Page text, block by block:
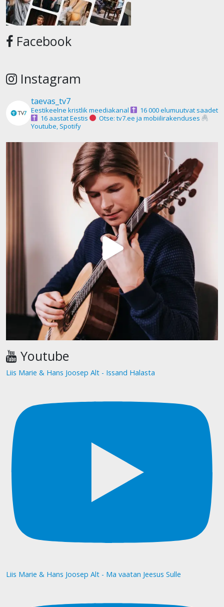
Facebook
Instagram
taevas_tv7
Eestikeelne kristlik meediakanal
16 000 elumuutvat saadet
16 aastat Eestis
Otse: tv7.ee ja mobiilirakenduses
Youtube, Spotify
Youtube
Liis Marie & Hans Joosep Alt - Issand Halasta
Liis Marie & Hans Joosep Alt - Ma vaatan Jeesus Sulle